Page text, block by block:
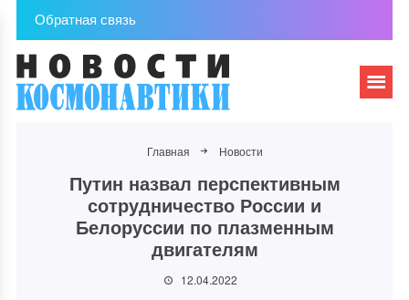
Обратная связь
Главная Новости
Путин назвал перспективным
сотрудничество России и
Белоруссии по плазменным
двигателям
12.04.2022